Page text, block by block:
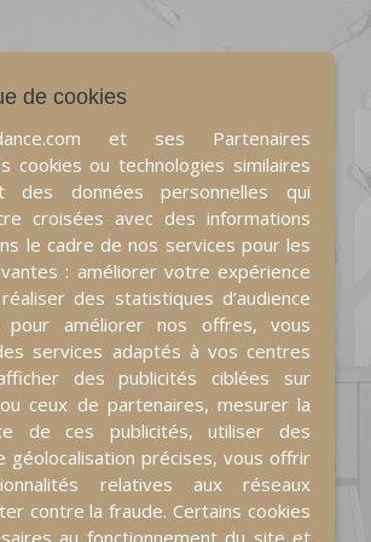
RANGEMENT
Caissons et Rangements
d'appoints
Vestiaires
ESPACE D'ACCUEIL
Espace détente
Comptoir d'Accueil
RESTAURATION ET
ACCESSOIRES
Porte-Manteaux / Porte-
Parapluies
Lampe
Tableau
de cookies
et ses Partenaires
cookies ou technologies similaires
des données personnelles qui
croisées avec des informations
le cadre de nos services pour les
: améliorer votre expérience
des statistiques d’audience
améliorer nos offres, vous
services adaptés à vos centres
des publicités ciblées sur
ceux de partenaires, mesurer la
de ces publicités, utiliser des
géolocalisation précises, vous offrir
relatives aux réseaux
contre la fraude. Certains cookies
au fonctionnement du site et